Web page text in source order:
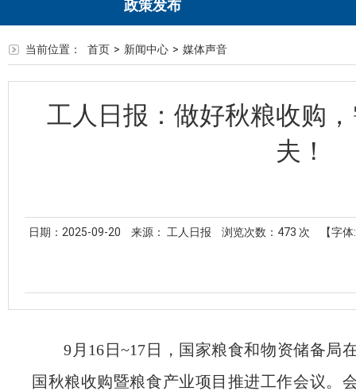
政策发布
当前位置： 首页 > 新闻中心 > 媒体声音
工人日报：做好秋粮收购
夫！
日期：2025-09-20 来源： 工人日报 浏览次数： 473 次 【字
9月16日~17日，国家粮食和物资储备局
国秋粮收购暨粮食产业项目推进工作会议。